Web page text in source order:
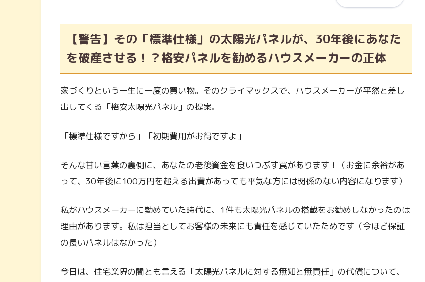
【警告】その「標準仕様」の太陽光パネルが、30年後にあなた
を破産させる！？格安パネルを勧めるハウスメーカーの正体
家づくりという一生に一度の買い物。そのクライマックスで、ハウスメーカーが平然と差し
出してくる「格安太陽光パネル」の提案。
「標準仕様ですから」「初期費用がお得ですよ」
そんな甘い言葉の裏側に、あなたの老後資金を食いつぶす罠があります！（お金に余裕があ
って、30年後に100万円を超える出費があっても平気な方には関係のない内容になります）
私がハウスメーカーに勤めていた時代に、1件も太陽光パネルの搭載をお勧めしなかったのは
理由があります。私は担当としてお客様の未来にも責任を感じていたためです（今ほど保証
の長いパネルはなかった）
今日は、住宅業界の闇とも言える「太陽光パネルに対する無知と無責任」の代償について、